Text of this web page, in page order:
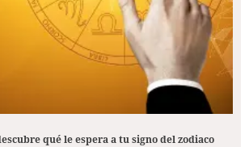
qué le espera a tu signo del zodiaco